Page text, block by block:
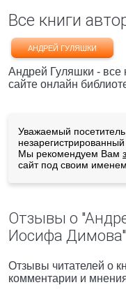
Все книги
АНДРЕЙ ГУЛЯШКИ
Андрей Гуляшки - все
сайте онлайн
Уважаемый
незарегистрированный
Мы рекомендуем Вам
сайт под своим именем.
Отзывы о
Иосифа Димова"
Отзывы читателей о
комментарии и